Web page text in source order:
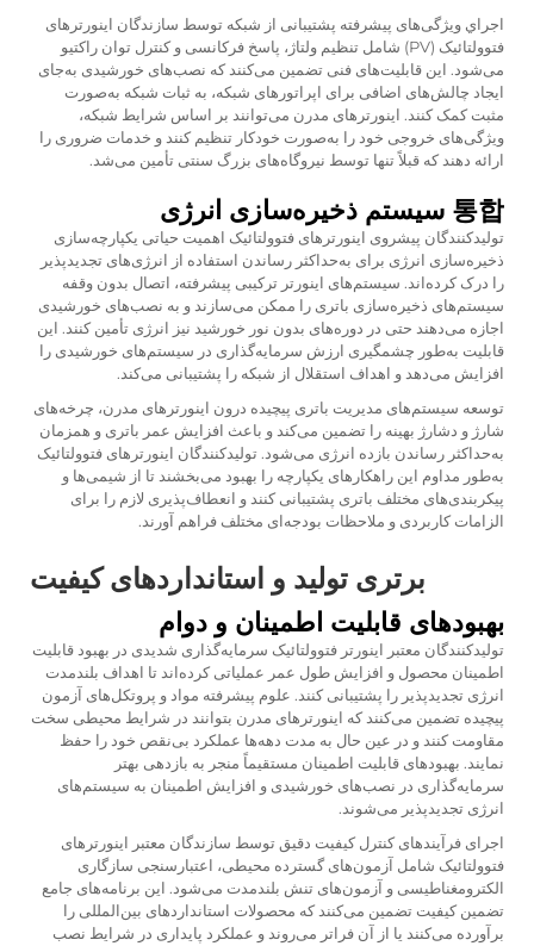
اجراي ویژگی‌های پیشرفته پشتیبانی از شبکه توسط سازندگان اینورترهای
فتوولتائیک (PV) شامل تنظیم ولتاژ، پاسخ فرکانسی و کنترل توان راکتیو
می‌شود. این قابلیت‌های فنی تضمین می‌کنند که نصب‌های خورشیدی به‌جای
ایجاد چالش‌های اضافی برای اپراتورهای شبکه، به ثبات شبکه به‌صورت
مثبت کمک کنند. اینورترهای مدرن می‌توانند بر اساس شرایط شبکه،
ویژگی‌های خروجی خود را به‌صورت خودکار تنظیم کنند و خدمات ضروری را
ارائه دهند که قبلاً تنها توسط نیروگاه‌های بزرگ سنتی تأمین می‌شد.
통합 سیستم ذخیره‌سازی انرژی
تولیدکنندگان پیشروی اینورترهای فتوولتائیک اهمیت حیاتی یکپارچه‌سازی
ذخیره‌سازی انرژی برای به‌حداکثر رساندن استفاده از انرژی‌های تجدیدپذیر
را درک کرده‌اند. سیستم‌های اینورتر ترکیبی پیشرفته، اتصال بدون وقفه
سیستم‌های ذخیره‌سازی باتری را ممکن می‌سازند و به نصب‌های خورشیدی
اجازه می‌دهند حتی در دوره‌های بدون نور خورشید نیز انرژی تأمین کنند. این
قابلیت به‌طور چشمگیری ارزش سرمایه‌گذاری در سیستم‌های خورشیدی را
افزایش می‌دهد و اهداف استقلال از شبکه را پشتیبانی می‌کند.
توسعه سیستم‌های مدیریت باتری پیچیده درون اینورترهای مدرن، چرخه‌های
شارژ و دشارژ بهینه را تضمین می‌کند و باعث افزایش عمر باتری و همزمان
به‌حداکثر رساندن بازده انرژی می‌شود. تولیدکنندگان اینورترهای فتوولتائیک
به‌طور مداوم این راهکارهای یکپارچه را بهبود می‌بخشند تا از شیمی‌ها و
پیکربندی‌های مختلف باتری پشتیبانی کنند و انعطاف‌پذیری لازم را برای
الزامات کاربردی و ملاحظات بودجه‌ای مختلف فراهم آورند.
برتری تولید و استانداردهای کیفیت
بهبودهای قابلیت اطمینان و دوام
تولیدکنندگان معتبر اینورتر فتوولتائیک سرمایه‌گذاری شدیدی در بهبود قابلیت
اطمینان محصول و افزایش طول عمر عملیاتی کرده‌اند تا اهداف بلندمدت
انرژی تجدیدپذیر را پشتیبانی کنند. علوم پیشرفته مواد و پروتکل‌های آزمون
پیچیده تضمین می‌کنند که اینورترهای مدرن بتوانند در شرایط محیطی سخت
مقاومت کنند و در عین حال به مدت دهه‌ها عملکرد بی‌نقص خود را حفظ
نمایند. بهبودهای قابلیت اطمینان مستقیماً منجر به بازدهی بهتر
سرمایه‌گذاری در نصب‌های خورشیدی و افزایش اطمینان به سیستم‌های
انرژی تجدیدپذیر می‌شوند.
اجرای فرآیندهای کنترل کیفیت دقیق توسط سازندگان معتبر اینورترهای
فتوولتائیک شامل آزمون‌های گسترده محیطی، اعتبارسنجی سازگاری
الکترومغناطیسی و آزمون‌های تنش بلندمدت می‌شود. این برنامه‌های جامع
تضمین کیفیت تضمین می‌کنند که محصولات استانداردهای بین‌المللی را
برآورده می‌کنند یا از آن فراتر می‌روند و عملکرد پایداری در شرایط نصب